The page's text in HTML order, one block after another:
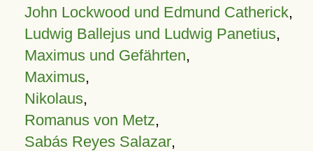
John Lockwood und Edmund Catherick,
Ludwig Ballejus und Ludwig Panetius,
Maximus und Gefährten,
Maximus,
Nikolaus,
Romanus von Metz,
Sabás Reyes Salazar,